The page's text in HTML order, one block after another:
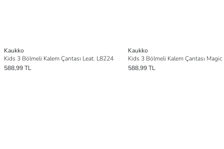
Kaukko
Kids 3 Bölmeli Kalem Çantası Leat. L8224
588,99 TL
Kaukko
588,99 TL